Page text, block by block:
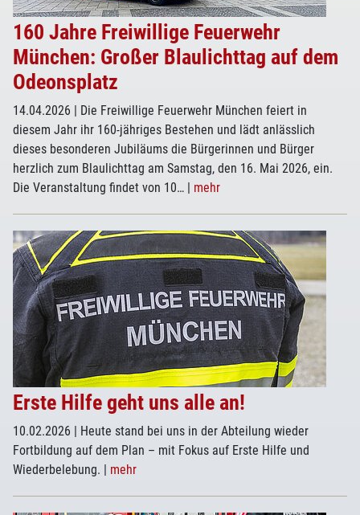
160 Jahre Freiwillige Feuerwehr
München: Großer Blaulichttag auf dem
Odeonsplatz
14.04.2026 | Die Freiwillige Feuerwehr München feiert in
diesem Jahr ihr 160-jähriges Bestehen und lädt anlässlich
dieses besonderen Jubiläums die Bürgerinnen und Bürger
herzlich zum Blaulichttag am Samstag, den 16. Mai 2026, ein.
Die Veranstaltung findet von 10… | mehr
Erste Hilfe geht uns alle an!
10.02.2026 | Heute stand bei uns in der Abteilung wieder
Fortbildung auf dem Plan – mit Fokus auf Erste Hilfe und
Wiederbelebung. | mehr